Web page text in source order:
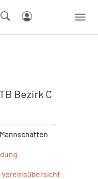
Bezirk C
Mannschaften
Vereinsübersicht